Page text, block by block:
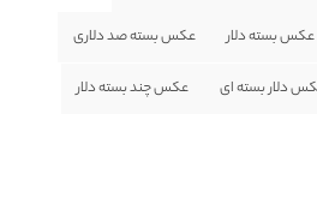
عکس بسته دلار عکس بسته صد دلاری
دلار بسته ای عکس چند بسته دلار